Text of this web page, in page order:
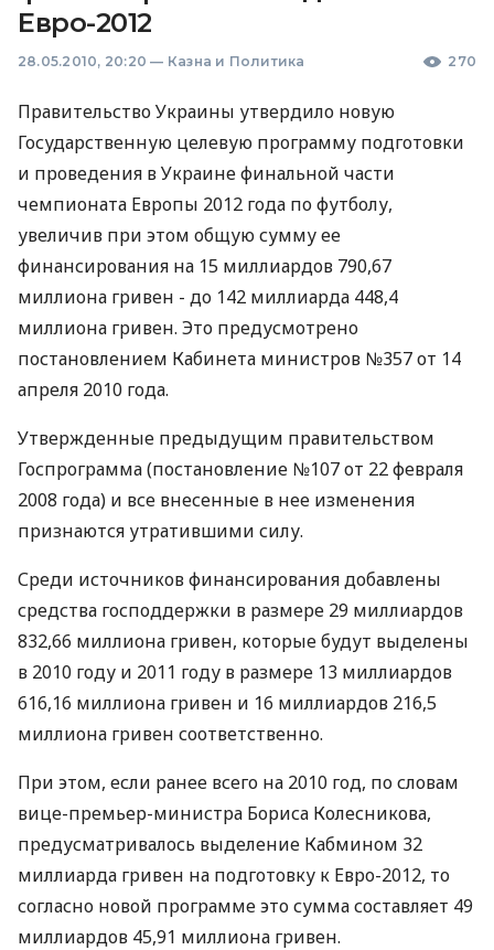
Евро-2012
28.05.2010, 20:20 — Казна и Политика 270
Правительство Украины утвердило новую
Государственную целевую программу подготовки
и проведения в Украине финальной части
чемпионата Европы 2012 года по футболу,
увеличив при этом общую сумму ее
финансирования на 15 миллиардов 790,67
миллиона гривен - до 142 миллиарда 448,4
миллиона гривен. Это предусмотрено
постановлением Кабинета министров №357 от 14
апреля 2010 года.
Утвержденные предыдущим правительством
Госпрограмма (постановление №107 от 22 февраля
2008 года) и все внесенные в нее изменения
признаются утратившими силу.
Среди источников финансирования добавлены
средства господдержки в размере 29 миллиардов
832,66 миллиона гривен, которые будут выделены
в 2010 году и 2011 году в размере 13 миллиардов
616,16 миллиона гривен и 16 миллиардов 216,5
миллиона гривен соответственно.
При этом, если ранее всего на 2010 год, по словам
вице-премьер-министра Бориса Колесникова,
предусматривалось выделение Кабмином 32
миллиарда гривен на подготовку к Евро-2012, то
согласно новой программе это сумма составляет 49
миллиардов 45,91 миллиона гривен.